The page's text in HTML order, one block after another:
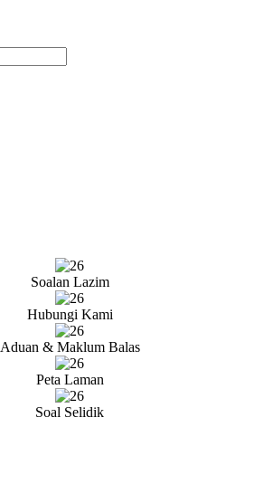
Soalan Lazim
Hubungi Kami
Aduan & Maklum Balas
Peta Laman
Soal Selidik